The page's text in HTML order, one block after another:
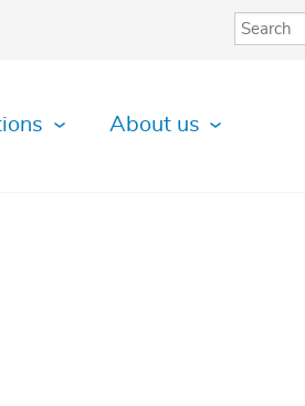
About us